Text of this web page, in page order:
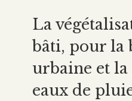
La
bâti, pour la
urbaine et la
eaux de